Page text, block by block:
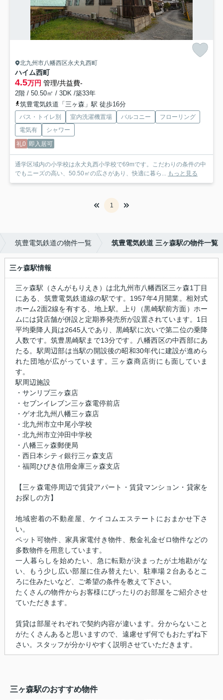
北九州市八幡西区永犬丸西町
ハイム西町
4.5万円 管理/共益費-
2階 / 50.50㎡ / 3DK /築33年
筑豊電気鉄道「三ヶ森」駅 徒歩16分
バス・トイレ別 室内洗濯機置場 バルコニー
フローリング
電気有
シャワー
礼0 即入居可
通学区域内の小学校は永犬丸西小学校で69mです。こだわりの条件の中
でもニーズの高い、50.50㎡の広さがあり、快適に暮ら... もっと見る
1
筑豊電気鉄道の物件一覧 筑豊電気鉄道 三ヶ森駅の物件一覧
三ヶ森駅情報
三ヶ森駅（さんがもりえき）は北九州市八幡西区三ヶ森1丁目
にある、筑豊電気鉄道線の駅です。1957年4月開業。相対式
ホーム2面2線を有する、地上駅。上り（黒崎駅前方面）ホー
ムには貸店舗が併設と定期券発売所が設置されています。1日
平均乗降人員は2645人であり、黒崎駅に次いで第二位の乗降
人数です。筑豊黒崎駅まで13分です。八幡西区の中西部にあ
たる。駅周辺部は当駅の開設後の昭和30年代に建設が進めら
れた団地が広がっています。三ヶ森商店街にも面していま
す。
駅周辺施設
・サンリブ三ヶ森店
・セブンイレブン三ヶ森電停前店
・ゲオ北九州八幡三ヶ森店
・北九州市立中尾小学校
・北九州市立沖田中学校
・八幡三ヶ森郵便局
・西日本シティ銀行三ヶ森支店
・福岡ひびき信用金庫三ヶ森支店
【三ヶ森電停周辺で賃貸アパート・賃貸マンション・貸家を
お探しの方】
地域密着の不動産屋、ケイコムエステートにおまかせ下さ
い。
ペット可物件、家具家電付き物件、敷金礼金ゼロ物件などの
多数物件を用意しています。
一人暮らしを始めたい、急に転勤が決まったが土地勘がな
い、もう少し広い部屋に住み替えたい、駐車場２台あるとこ
ろに住みたいなど、ご希望の条件を教えて下さい。
たくさんの物件からお客様にぴったりのお部屋をご紹介させ
ていただきます。
賃貸は部屋それぞれで契約内容が違います。分からないこと
がたくさんあると思いますので、遠慮せず何でもおたずね下
さい。スタッフが分かりやすく説明させていただきます。
三ヶ森駅のおすすめ物件